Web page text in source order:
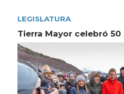
LEGISLATURA
Tierra Mayor celebró